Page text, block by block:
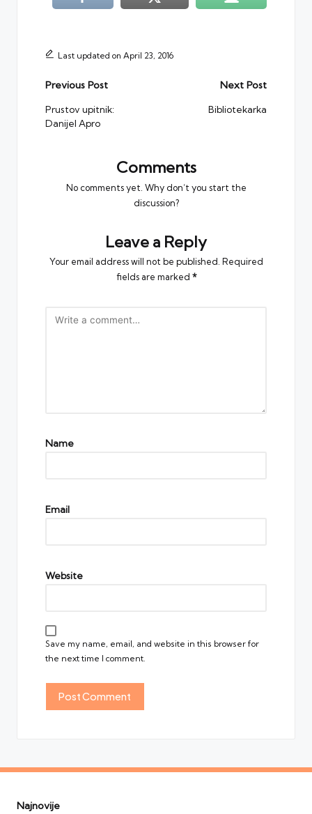
Last updated on April 23, 2016
Post
navigation
Previous Post
Prustov upitnik:
Danijel Apro
Next Post
Bibliotekarka
Comments
No comments yet. Why don’t you start the
discussion?
Leave a Reply
Your email address will not be published. Required
fields are marked *
Name
Email
Website
Save my name, email, and website in this browser for
the next time I comment.
Najnovije